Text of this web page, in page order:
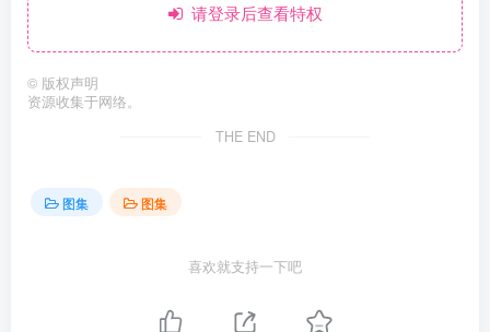
请登录后查看特权
© 版权声明
资源收集于网络。
THE END
图集 图集
喜欢就支持一下吧